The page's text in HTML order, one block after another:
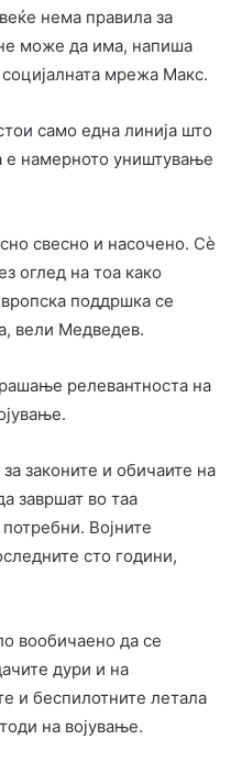
нема правила за
може да има, напиша
мрежа Maкс.
само една линија што
е намерното уништување
свесно и насочено. Сè
оглед на тоа како
поддршка се
вели Медведев.
релевантноста на
законите и обичаите на
завршат во таа
Војните
сто години,
вообичаено да се
дури и на
и беспилотните летала
на војување.